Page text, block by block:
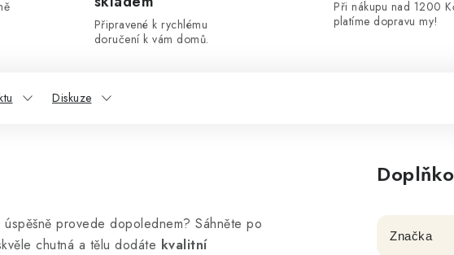
Připravené k rychlému
doručení k vám domů.
Při nákupu nad 1200
platíme dopravu my!
Diskuze
provede dopolednem? Sáhněte po
chutná a tělu dodáte kvalitní
Značka